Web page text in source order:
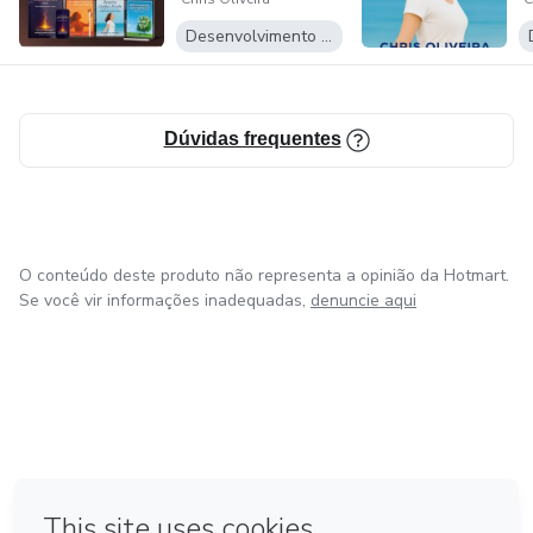
✨ Sucesso e felicidade te desejo!
Gratidão! Namasté! 🙏
✨ Ti auguro tanto successo e felicità!
Desenvolvimento Pessoal
Dúvidas frequentes
O conteúdo deste produto não representa a opinião da Hotmart.
Se você vir informações inadequadas, denuncie aqui
Feito com ❤ em Bogotá